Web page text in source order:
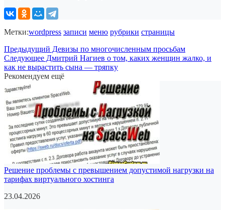
Метки:wordpress записи меню рубрики страницы
Предыдущий Девизы по многочисленным просьбам
Следующее Дмитрий Нагиев о том, каких женщин жалко, и
как не вырастить сына — тряпку
Рекомендуем ещё
Решение проблемы с превышением допустимой нагрузки на
тарифах виртуального хостинга
23.04.2026